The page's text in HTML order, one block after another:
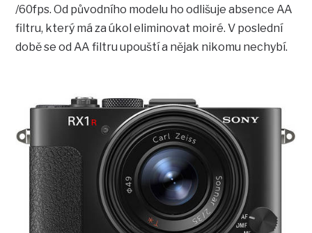
/60fps. Od původního modelu ho odlišuje absence AA
filtru, který má za úkol eliminovat moiré. V poslední
době se od AA filtru upouští a nějak nikomu nechybí.